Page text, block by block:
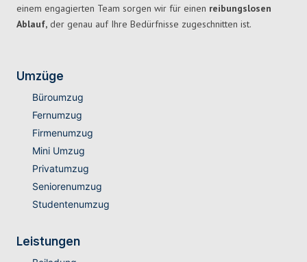
einem engagierten Team sorgen wir für einen reibungslosen
Ablauf, der genau auf Ihre Bedürfnisse zugeschnitten ist.
Umzüge
Büroumzug
Fernumzug
Firmenumzug
Mini Umzug
Privatumzug
Seniorenumzug
Studentenumzug
Leistungen